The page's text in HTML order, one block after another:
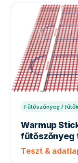
Fűtőszőnyeg /
Warmup
fűtőszőnyeg
Teszt &